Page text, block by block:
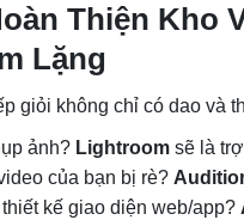
Thiện Kho
Lặng
giỏi không chỉ có dao và
ảnh? Lightroom sẽ là
của bạn bị rè?
kế giao diện web/app?